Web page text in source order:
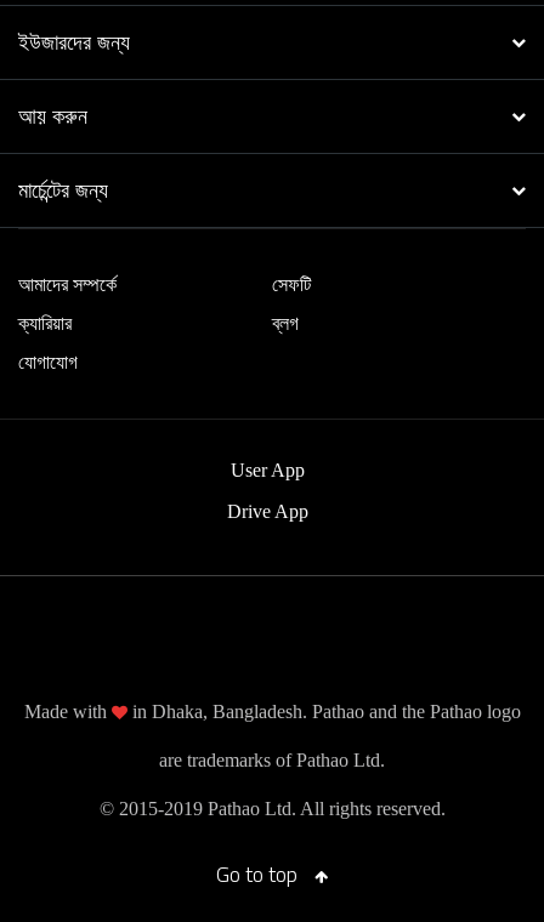
ইউজারদের জন্য
আয় করুন
মার্চেন্টের জন্য
আমাদের সম্পর্কে
সেফটি
ক্যারিয়ার
ব্লগ
যোগাযোগ
User App
Drive App
Made with in Dhaka, Bangladesh. Pathao and the Pathao logo
are trademarks of Pathao Ltd.
© 2015-2019 Pathao Ltd. All rights reserved.
Go to top